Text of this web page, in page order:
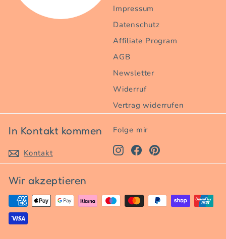
Impressum
Datenschutz
Affiliate Program
AGB
Newsletter
Widerruf
Vertrag widerrufen
In Kontakt kommen
Kontakt
Folge mir
Instagram
FacebookPinterest
Wir akzeptieren